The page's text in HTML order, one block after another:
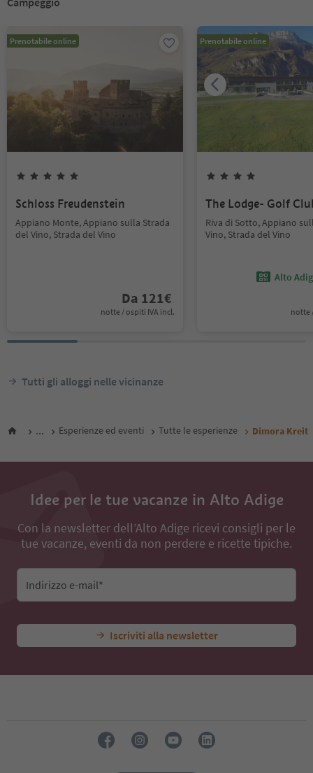
Prenotabile online
Schloss Freudenstein
Appiano Monte, Appiano sulla Strada
del Vino, Strada del Vino
Da 121€
notte / ospiti IVA incl.
Prenotabile online
The Lodge- Golf
Riva di Sotto, Appiano
Vino, Strada del Vino
Alto
notte
Tutti gli alloggi nelle vicinanze
... Esperienze ed eventi Tutte le esperienze Dimora Kreit
Idee per le tue vacanze in Alto Adige
Con la newsletter dell’Alto Adige ricevi consigli per le
tue vacanze, eventi da non perdere e ricette tipiche.
Indirizzo e-mail*
Iscriviti alla newsletter